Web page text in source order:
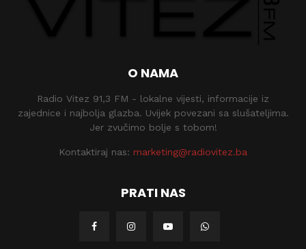
O NAMA
Radio Vitez 91,3 FM - lokalne vijesti, informacije iz
zajednice i najbolja glazba. Uvijek povezani sa slušateljima.
Jer zvučimo bolje s tobom!
Kontaktiraj nas: marketing@radiovitez.ba
PRATI NAS